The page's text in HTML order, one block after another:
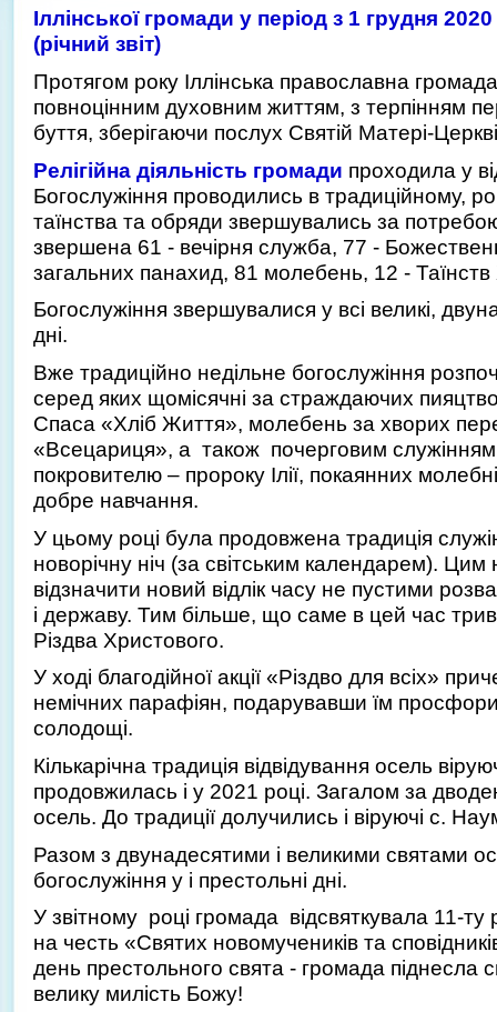
Іллінської громади у період з 1 грудня
(річний звіт)
Протягом року Іллінська православна
повноцінним духовним життям, з терпінням
буття, зберігаючи послух Святій Матері-
Релігійна діяльність громади проходила у
Богослужіння проводились в традиційному,
таїнства та обряди звершувались за
звершена 61 - вечірня служба, 77 -
загальних панахид, 81 молебень, 12 -
Богослужіння звершувалися у всі великі,
дні.
Вже традиційно недільне богослужіння
серед яких щомісячні за страждаючих
Спаса «Хліб Життя», молебень за хворих
«Всецариця», а також почерговим
покровителю – пророку Ілії, покаянних
добре навчання.
У цьому році була продовжена традиція
новорічну ніч (за світським календарем).
відзначити новий відлік часу не пустими
і державу. Тим більше, що саме в цей час
Різдва Христового.
У ході благодійної акції «Різдво для всіх»
немічних парафіян, подарувавши їм
солодощі.
Кількарічна традиція відвідування осель
продовжилась і у 2021 році. Загалом за
осель. До традиції долучились і віруючі с.
Разом з двунадесятими і великими святами
богослужіння у і престольні дні.
У звітному році громада відсвяткувала 11-
на честь «Святих новомучеників та
день престольного свята - громада піднесла
велику милість Божу!